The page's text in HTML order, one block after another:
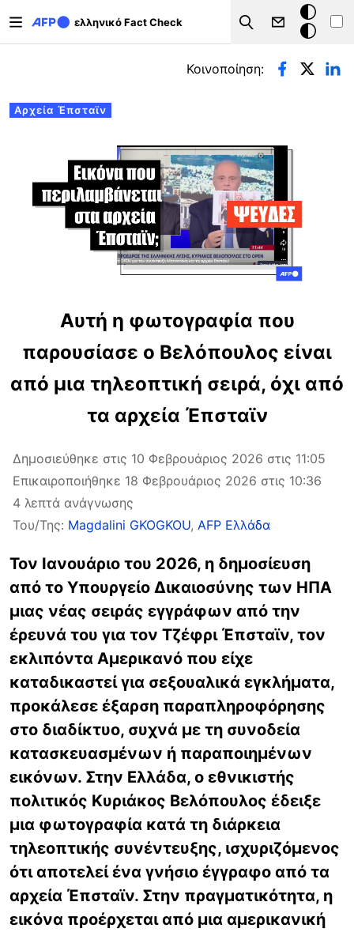
ελληνικό Fact Check
Search
Σκοτεινή
Πρωτεύουσες καρτέλες
Αρχεία Έπσταϊν
Κοινοποίηση:
Αυτή η φωτογραφία που
παρουσίασε ο Βελόπουλος είναι
από μια τηλεοπτική σειρά, όχι από
τα αρχεία Έπσταϊν
Δημοσιεύθηκε στις 10 Φεβρουάριος 2026 στις 11:05
Επικαιροποιήθηκε 18 Φεβρουάριος 2026 στις 10:36
4 λεπτά ανάγνωσης
Του/Της: Magdalini GKOGKOU, AFP Ελλάδα
Τον Ιανουάριο του 2026, η δημοσίευση
από το Υπουργείο Δικαιοσύνης των ΗΠΑ
μιας νέας σειράς εγγράφων από την
έρευνά του για τον Τζέφρι Έπσταϊν, τον
εκλιπόντα Αμερικανό που είχε
καταδικαστεί για σεξουαλικά εγκλήματα,
προκάλεσε έξαρση παραπληροφόρησης
στο διαδίκτυο, συχνά με τη συνοδεία
κατασκευασμένων ή παραποιημένων
εικόνων. Στην Ελλάδα, ο εθνικιστής
πολιτικός Κυριάκος Βελόπουλος έδειξε
μια φωτογραφία κατά τη διάρκεια
τηλεοπτικής συνέντευξης, ισχυριζόμενος
ότι αποτελεί ένα γνήσιο έγγραφο από τα
αρχεία Έπσταϊν. Στην πραγματικότητα, η
εικόνα προέρχεται από μια αμερικανική